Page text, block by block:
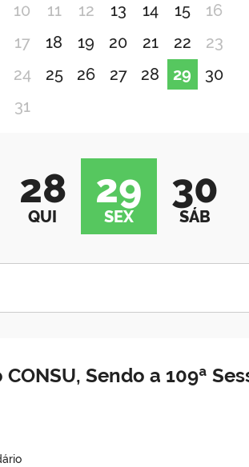
10
11 12 13 14 15
16
17
18 19 20 21 22
23
24
25 26 27 28 29
30
31
28
QUI
29
SEX
30
SÁB
Sendo a 109ª